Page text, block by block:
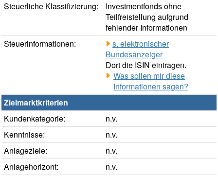
Steuerliche Klassifizierung:
Investmentfonds ohne
Teilfreistellung aufgrund
fehlender Informationen
Steuerinformationen:
s. elektronischer
Bundesanzeiger
Dort die ISIN eintragen.
Was sollen mir diese
Informationen sagen?
Zielmarktkriterien
Kundenkategorie:
n.v.
Kenntnisse:
n.v.
Anlageziele:
n.v.
Anlagehorizont:
n.v.